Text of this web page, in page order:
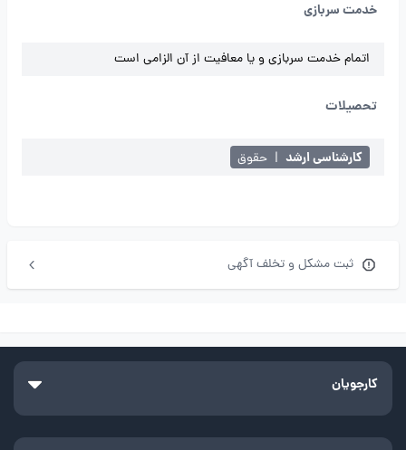
خدمت سربازی
اتمام خدمت سربازی و یا معافیت از آن الزامی است
تحصیلات
کارشناسی ارشد | حقوق
ثبت مشکل و تخلف آگهی
کارجویان